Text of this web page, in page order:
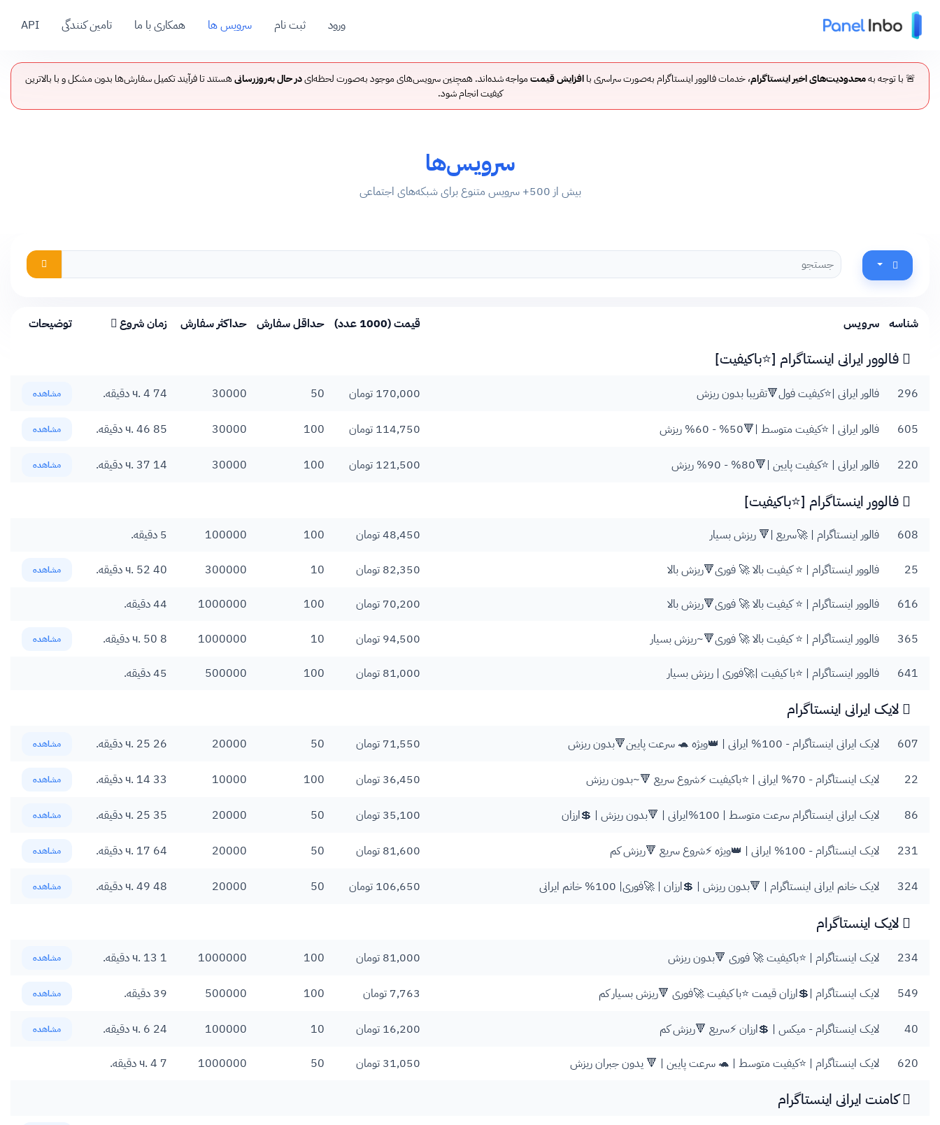
ورود ثبت نام سرویس ها همکاری با ما تامین کنندگی API
🚨 با توجه بهمحدودیت‌های اخیر اینستاگرام، خدمات فالوور اینستاگرام به‌صورت سراسری باافزایش قیمتمواجه شده‌اند. همچنین سرویس‌های موجود به‌صورت لحظه‌ایدر حال به‌روزرسانیهستند تا فرآیند تکمیل سفارش‌ها بدون مشکل و با بالاترین
کیفیت انجام شود.
سرویس‌ها
بیش از 500+ سرویس متنوع برای شبکه‌های اجتماعی
شناسه سرویس قیمت (1000 عدد) حداقل سفارش حداکثر سفارش زمان شروع توضیحات
فالوور ایرانی اینستاگرام [⭐باکیفیت]
296 فالور ایرانی |⭐️کیفیت فول🔻تقریبا بدون ریزش 170,000 تومان 50
30000 74 ч. 4 دقیقه. مشاهده
605 فالور ایرانی | ⭐️کیفیت متوسط |🔻50% - 60% ریزش 114,750 تومان 100
30000 85 ч. 46 دقیقه. مشاهده
220 فالور ایرانی | ⭐️کیفیت پایین |🔻80% - 90% ریزش 121,500 تومان 100
30000 14 ч. 37 دقیقه. مشاهده
فالوور اینستاگرام [⭐باکیفیت]
608 فالور اینستاگرام | 🚀سریع |🔻 ریزش بسیار 48,450 تومان 100
100000 5 دقیقه.
25 فالوور اینستاگرام | ⭐️ کیفیت بالا 🚀 فوری🔻ریزش بالا 82,350 تومان 10
300000 40 ч. 52 دقیقه. مشاهده
616 فالوور اینستاگرام | ⭐️ کیفیت بالا 🚀 فوری🔻ریزش بالا 70,200 تومان 100
1000000 44 دقیقه.
365 فالوور اینستاگرام | ⭐️ کیفیت بالا 🚀 فوری🔻~ریزش بسیار 94,500 تومان 10
1000000 8 ч. 50 دقیقه. مشاهده
641 فالوور اینستاگرام | ⭐️با کیفیت |🚀فوری | ریزش بسیار 81,000 تومان 100
500000 45 دقیقه.
لایک ایرانی اینستاگرام
607 لایک ایرانی اینستاگرام - 100% ایرانی | 👑ویژه 🐢 سرعت پایین🔻بدون ریزش 71,550 تومان 50
20000 26 ч. 25 دقیقه. مشاهده
22 لایک اینستاگرام - 70% ایرانی | ⭐️باکیفیت ⚡️شروع سریع 🔻~بدون ریزش 36,450 تومان 100
10000 33 ч. 14 دقیقه. مشاهده
86 لایک ایرانی اینستاگرام سرعت متوسط | 100%ایرانی | 🔻بدون ریزش | 💲ارزان 35,100 تومان 50
20000 35 ч. 25 دقیقه. مشاهده
231 لایک اینستاگرام - 100% ایرانی | 👑ویژه ⚡️شروع سریع 🔻ریزش کم 81,600 تومان 50
20000 64 ч. 17 دقیقه. مشاهده
324 لایک خانم ایرانی اینستاگرام | 🔻بدون ریزش | 💲ارزان | 🚀فوری| 100% خانم ایرانی 106,650 تومان 50
20000 48 ч. 49 دقیقه. مشاهده
لایک اینستاگرام
234 لایک اینستاگرام | ⭐️باکیفیت 🚀 فوری 🔻بدون ریزش 81,000 تومان 100
1000000 1 ч. 13 دقیقه. مشاهده
549 لایک اینستاگرام |💲ارزان قیمت ⭐️با کیفیت 🚀فوری 🔻ریزش بسیار کم 7,763 تومان 100
500000 39 دقیقه. مشاهده
40 لایک اینستاگرام - میکس | 💲ارزان ⚡️سریع 🔻ریزش کم 16,200 تومان 10
100000 24 ч. 6 دقیقه. مشاهده
620 لایک اینستاگرام | ⭐کیفیت متوسط | 🐢 سرعت پایین | 🔻 یدون جبران ریزش 31,050 تومان 50
1000000 7 ч. 4 دقیقه.
کامنت ایرانی اینستاگرام